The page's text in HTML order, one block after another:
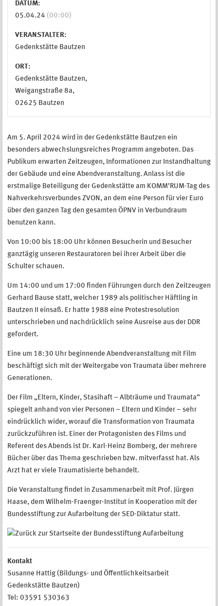
DATUM:
05.04.24 (00:00)
VERANSTALTER:
Gedenkstätte Bautzen
ORT:
Gedenkstätte Bautzen,
Weigangstraße 8a,
02625 Bautzen
Am 5. April 2024 wird in der Gedenkstätte Bautzen ein
besonders abwechslungsreiches Programm angeboten. Das
Publikum erwarten Zeitzeugen, Informationen zur Instandhaltung
der Gebäude und eine Abendveranstaltung. Anlass ist die
erstmalige Beteiligung der Gedenkstätte am KOMM’RUM-Tag des
Nahverkehrsverbundes ZVON, an dem eine Person für vier Euro
über den ganzen Tag den gesamten ÖPNV in Verbundraum
benutzen kann.
Von 10:00 bis 18:00 Uhr können Besucherin und Besucher
ganztägig unseren Restauratoren bei ihrer Arbeit über die
Schulter schauen.
Um 14:00 und um 17:00 finden Führungen durch den Zeitzeugen
Gerhard Bause statt, welcher 1989 als politischer Häftling in
Bautzen II einsaß. Er hatte 1988 eine Protestresolution
unterschrieben und nachdrücklich seine Ausreise aus der DDR
gefordert.
Eine um 18:30 Uhr beginnende Abendveranstaltung mit Film
beschäftigt sich mit der Weitergabe von Traumata über mehrere
Generationen.
Der Film „Eltern, Kinder, Stasihaft – Albträume und Traumata“
spiegelt anhand von vier Personen – Eltern und Kinder – sehr
eindrücklich wider, worauf die Transformation von Traumata
zurückzuführen ist. Einer der Protagonisten des Films und
Referent des Abends ist Dr. Karl-Heinz Bomberg, der mehrere
Bücher über das Thema geschrieben bzw. mitverfasst hat. Als
Arzt hat er viele Traumatisierte behandelt.
Die Veranstaltung findet in Zusammenarbeit mit Prof. Jürgen
Haase, dem Wilhelm-Fraenger-Institut in Kooperation mit der
Bundesstiftung zur Aufarbeitung der SED-Diktatur statt.
Kontakt
Susanne Hattig (Bildungs- und Öffentlichkeitsarbeit
Gedenkstätte Bautzen)
Tel: 03591 530363